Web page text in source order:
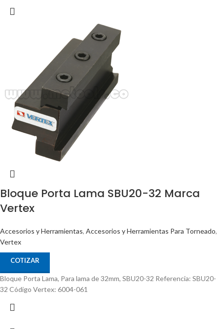
Bloque Porta Lama SBU20-32 Marca
Vertex
Accesorios y Herramientas, Accesorios y Herramientas Para Torneado,
Vertex
COTIZAR
Bloque Porta Lama, Para lama de 32mm, SBU20-32 Referencia: SBU20-
32 Código Vertex: 6004-061